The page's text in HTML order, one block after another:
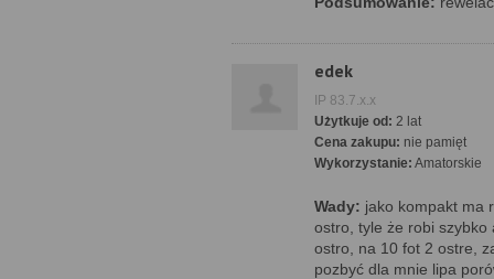
edek
IP 83.7.x.x
Użytkuje od: 2 lat
Cena zakupu: nie pamięt
Wykorzystanie: Amatorskie
Wady: jako kompakt ma
ostro, tyle że robi szybko
ostro, na 10 fot 2 ostre,
pozbyć dla mnie lipa